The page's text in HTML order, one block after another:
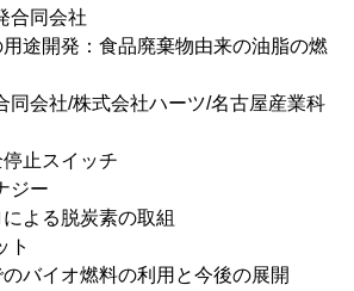
合同会社
途開発：食品廃棄物由来の油脂の燃
同会社/株式会社ハーツ/名古屋産業科
止スイッチ
ジー
よる脱炭素の取組
ト
バイオ燃料の利用と今後の展開